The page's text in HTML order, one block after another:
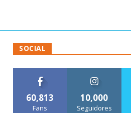
SOCIAL
60,813
Fans
10,000
Seguidores